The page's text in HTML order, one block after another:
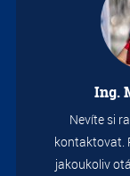
Ing.
Nevíte si
kontaktovat.
jakoukoliv